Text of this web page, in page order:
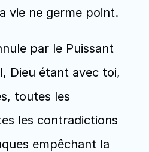
vie ne germe point.
par le Puissant
Dieu étant avec toi,
toutes les
les contradictions
empêchant la